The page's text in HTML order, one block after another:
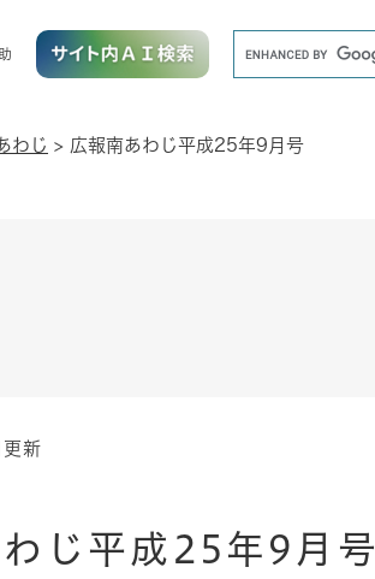
ド
わじ > 広報南あわじ平成25年9月号
新
じ平成25年9月号